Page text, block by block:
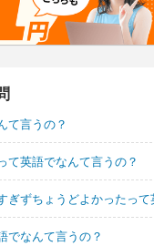
て言うの？
て英語でなんて言うの？
ぎずちょうどよかったっ
でなんて言うの？